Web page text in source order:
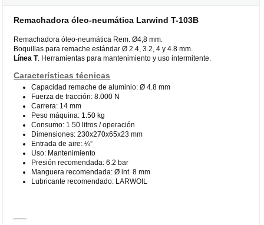
Remachadora óleo-neumática Larwind T-103B
Remachadora óleo-neumática Rem. Ø4,8 mm.
Boquillas para remache estándar Ø 2.4, 3.2, 4 y 4.8 mm.
Línea T. Herramientas para mantenimiento y uso intermitente.
Características técnicas
Capacidad remache de aluminio: Ø 4.8 mm
Fuerza de tracción: 8.000 N
Carrera: 14 mm
Peso máquina: 1.50 kg
Consumo: 1.50 litros / operación
Dimensiones: 230x270x65x23 mm
Entrada de aire: ¼”
Uso: Mantenimiento
Presión recomendada: 6.2 bar
Manguera recomendada: Ø int. 8 mm
Lubricante recomendado: LARWOIL